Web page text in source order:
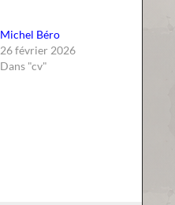
Michel Béro
26 février 2026
Dans "cv"